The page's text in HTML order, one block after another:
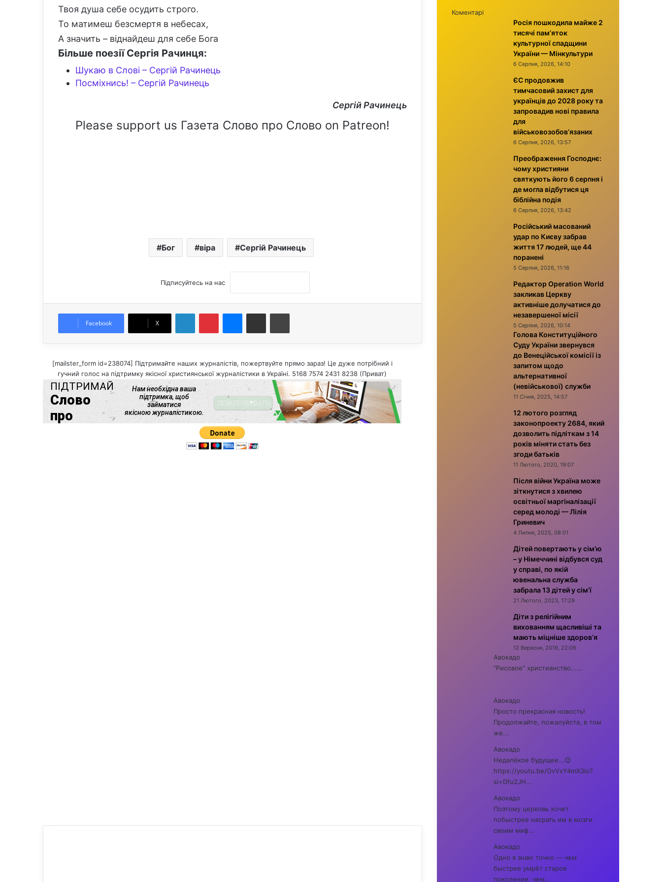
Твоя душа себе осудить строго.
То матимеш безсмертя в небесах,
А значить – віднайдеш для себе Бога
Більше поезії Сергія Рачинця:
Шукаю в Слові – Сергій Рачинець
Посміхнись! – Сергій Рачинець
Сергій Рачинець
Please support us Газета Слово про Слово on Patreon!
Бог віра Сергій Рачинець
Підписуйтесь на нас
Facebook X
Поділитися електронною поштою
[mailster_form id=238074] Підтримайте наших журналістів, пожертвуйте прямо зараз! Це дуже потрібний і
гучний голос на підтримку якісної християнської журналістики в Україні. 5168 7574 2431 8238 (Приват)
Коментарі
Росія пошкодила майже 2
тисячі пам’яток
культурної спадщини
України — Мінкультури
6 Серпня, 2026, 14:10
ЄС продовжив
тимчасовий захист для
українців до 2028 року та
запровадив нові правила
для
військовозобов’язаних
6 Серпня, 2026, 13:57
Преображення Господнє:
чому християни
святкують його 6 серпня і
де могла відбутися ця
біблійна подія
6 Серпня, 2026, 13:42
Російський масований
удар по Києву забрав
життя 17 людей, ще 44
поранені
5 Серпня, 2026, 11:16
Редактор Operation World
закликав Церкву
активніше долучатися до
незавершеної місії
5 Серпня, 2026, 10:14
Голова Конституційного
Суду України звернувся
до Венеційської комісії із
запитом щодо
альтернативної
(невійськової) служби
11 Січня, 2025, 14:57
12 лютого розгляд
законопроекту 2684, який
дозволить підліткам з 14
років міняти стать без
згоди батьків
11 Лютого, 2020, 19:07
Після війни Україна може
зіткнутися з хвилею
освітньої маргіналізації
серед молоді — Лілія
Гриневич
4 Липня, 2025, 08:01
Дітей повертають у сім’ю
– у Німеччині відбувся суд
у справі, по якій
ювенальна служба
забрала 13 дітей у сім’ї
21 Лютого, 2023, 17:29
Діти з релігійним
вихованням щасливіші та
мають міцніше здоров’я
12 Вересня, 2019, 22:06
Авокадо
"Рисовое" христианство......
Авокадо
Просто прекрасная новость!
Продолжайте, пожалуйста, в том
же...
Авокадо
Недалёкое будущее...😉
https://youtu.be/OvVxY4mX3io?
si=Dfu2JH...
Авокадо
Поэтому церковь хочет
побыстрее насрать им в мозги
своим миф...
Авокадо
Одно я знаю точно — чем
быстрее умрёт старое
поколение, чем...